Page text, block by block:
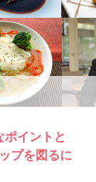
イントと
プを図るに